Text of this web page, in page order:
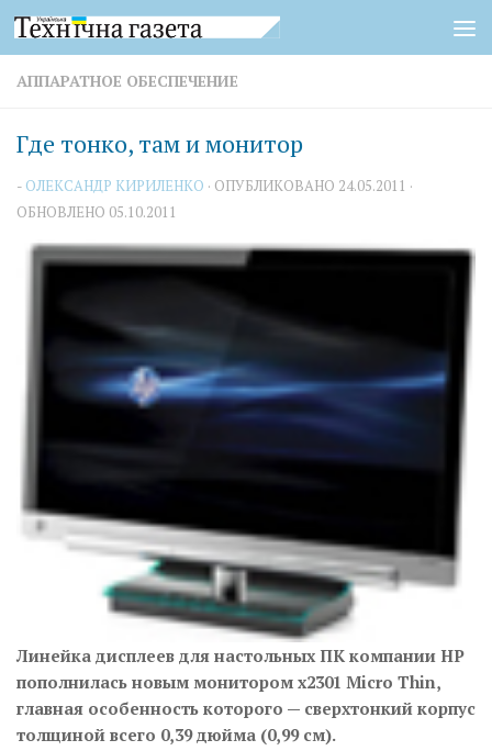
Перейти к содержимому
АППАРАТНОЕ ОБЕСПЕЧЕНИЕ
Где тонко, там и монитор
- ОЛЕКСАНДР КИРИЛЕНКО · ОПУБЛИКОВАНО 24.05.2011 ·
ОБНОВЛЕНО 05.10.2011
Линейка дисплеев для настольных ПК компании HP
пополнилась новым монитором x2301 Micro Thin,
главная особенность которого — сверхтонкий корпус
толщиной всего 0,39 дюйма (0,99 см).